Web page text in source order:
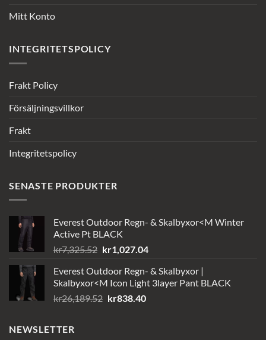
Mitt Konto
INTEGRITETSPOLICY
Frakt Policy
Försäljningsvillkor
Frakt
Integritetspolicy
SENASTE PRODUKTER
Everest Outdoor Regn- & Skalbyxor<M Winter
Active Pt BLACK
kr7,325.52 Det
priset
var:
kr7,325.52.
kr1,027.04Det
priset
är:
Everest Outdoor Regn- & Skalbyxor |
Skalbyxor<M Icon Light 3layer Pant BLACK
kr26,189.52 Det
kr838.40Det
NEWSLETTER